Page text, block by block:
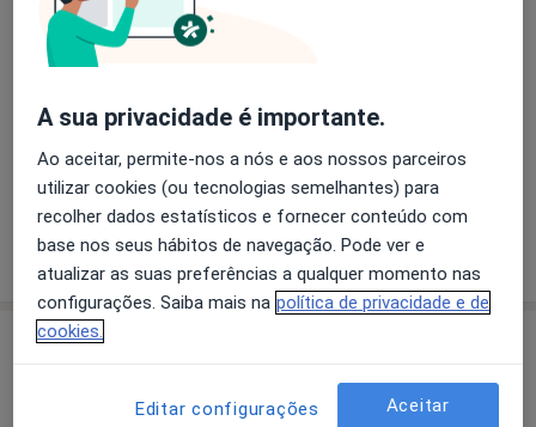
generalista, com ênfase em Reabilitação Oral,
Implantologia e Cirurgia Oral
Fraturas Dentárias
Cárie Dentária
Pacientes que trato
Adultos
Crianças
Mostrar mais detalhes
sobre a experiência
Serviços e preços
A sua privacidade é importante.
Ao aceitar, permite-nos a nós e aos nossos parceiros
utilizar cookies (ou tecnologias semelhantes) para
recolher dados estatísticos e fornecer conteúdo com
base nos seus hábitos de navegação. Pode ver e
atualizar as suas preferências a qualquer momento nas
configurações. Saiba mais na política de privacidade e de
cookies.
Editar configurações Aceitar